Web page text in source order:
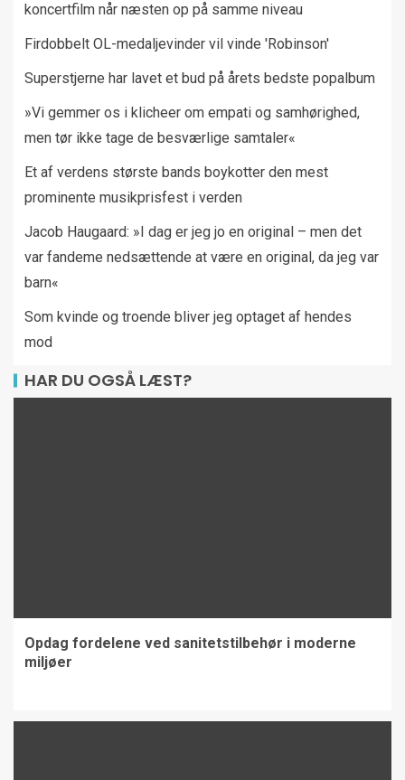
koncertfilm når næsten op på samme niveau
Firdobbelt OL-medaljevinder vil vinde 'Robinson'
Superstjerne har lavet et bud på årets bedste popalbum
»Vi gemmer os i klicheer om empati og samhørighed,
men tør ikke tage de besværlige samtaler«
Et af verdens største bands boykotter den mest
prominente musikprisfest i verden
Jacob Haugaard: »I dag er jeg jo en original – men det
var fandeme nedsættende at være en original, da jeg var
barn«
Som kvinde og troende bliver jeg optaget af hendes
mod
HAR DU OGSÅ LÆST?
Opdag fordelene ved sanitetstilbehør i moderne
miljøer